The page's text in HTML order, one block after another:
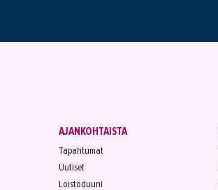
AJANKOHTAISTA
Tapahtumat
Uutiset
Loistoduuni